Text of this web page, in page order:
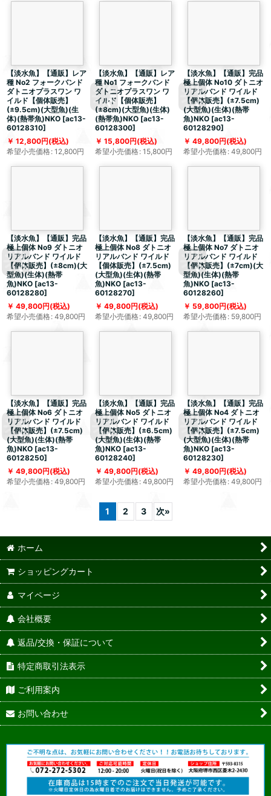
【淡水魚】【通販】レア
種 No2 フォークバンド
ダトニオプラスワン ワ
イルド【個体販売】
(±9.5cm)(大型魚)(生
体)(熱帯魚)NKO [ac13-
60128310]
12,800円(税込)
希望小売価格: 12,800円
【淡水魚】【通販】レア
種 No1 フォークバンド
ダトニオプラスワン ワ
イルド【個体販売】
(±8cm)(大型魚)(生体)
(熱帯魚)NKO [ac13-
60128300]
15,800円(税込)
希望小売価格: 15,800円
【淡水魚】【通販】完品
極上個体 No10 ダトニオ
リアルバンド ワイルド
【個体販売】(±7.5cm)
(大型魚)(生体)(熱帯
魚)NKO [ac13-
60128290]
49,800円(税込)
希望小売価格: 49,800円
【淡水魚】【通販】完品
極上個体 No9 ダトニオ
リアルバンド ワイルド
【個体販売】(±8cm)(大
型魚)(生体)(熱帯
魚)NKO [ac13-
60128280]
49,800円(税込)
希望小売価格: 49,800円
【淡水魚】【通販】完品
極上個体 No8 ダトニオ
リアルバンド ワイルド
【個体販売】(±7.5cm)
(大型魚)(生体)(熱帯
魚)NKO [ac13-
60128270]
49,800円(税込)
希望小売価格: 49,800円
【淡水魚】【通販】完品
極上個体 No7 ダトニオ
リアルバンド ワイルド
【個体販売】(±7cm)(大
型魚)(生体)(熱帯
魚)NKO [ac13-
60128260]
59,800円(税込)
希望小売価格: 59,800円
【淡水魚】【通販】完品
極上個体 No6 ダトニオ
リアルバンド ワイルド
【個体販売】(±7.5cm)
(大型魚)(生体)(熱帯
魚)NKO [ac13-
60128250]
49,800円(税込)
希望小売価格: 49,800円
【淡水魚】【通販】完品
極上個体 No5 ダトニオ
リアルバンド ワイルド
【個体販売】(±6.5cm)
(大型魚)(生体)(熱帯
魚)NKO [ac13-
60128240]
49,800円(税込)
希望小売価格: 49,800円
【淡水魚】【通販】完品
極上個体 No4 ダトニオ
リアルバンド ワイルド
【個体販売】(±7.5cm)
(大型魚)(生体)(熱帯
魚)NKO [ac13-
60128230]
49,800円(税込)
希望小売価格: 49,800円
1 2 3 次»
ホーム
ショッピングカート
マイページ
会社概要
返品/交換・保証について
特定商取引法表示
ご利用案内
お問い合わせ